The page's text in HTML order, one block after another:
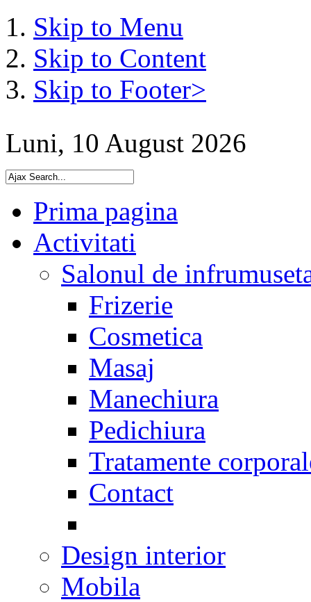
Skip to Menu
Skip to Content
Skip to Footer>
Luni, 10 August 2026
Prima pagina
Activitati
Salonul de
Frizerie
Cosmetica
Masaj
Manechiura
Pedichiura
Tratamente
Contact
Design interior
Mobila